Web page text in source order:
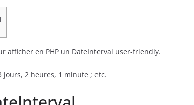
afficher en PHP un DateInterval user-friendly.
jours, 2 heures, 1 minute ; etc.